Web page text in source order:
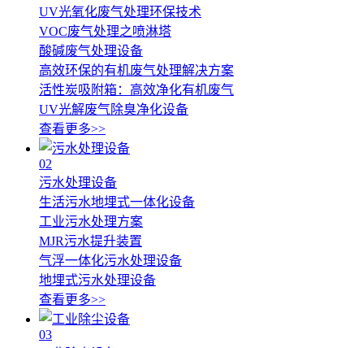
UV光氧化废气处理环保技术
VOC废气处理之喷淋塔
酸碱废气处理设备
高效环保的有机废气处理解决方案
活性炭吸附箱：高效净化有机废气
UV光解废气除臭净化设备
查看更多>>
02
污水处理设备
生活污水地埋式一体化设备
工业污水处理方案
MJR污水提升装置
气浮一体化污水处理设备
地埋式污水处理设备
查看更多>>
03